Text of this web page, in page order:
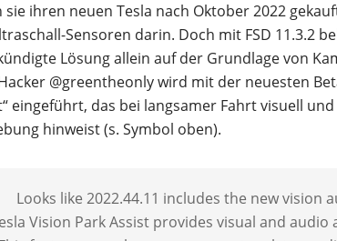
sie ihren neuen Tesla nach Oktober 2022
Sensoren darin. Doch mit FSD 11.3.2
Lösung allein auf der Grundlage von
@greentheonly wird mit der neuesten
eingeführt, das bei langsamer Fahrt visuell
hinweist (s. Symbol oben).
Looks like 2022.44.11 includes the new vision
Vision Park Assist provides visual and